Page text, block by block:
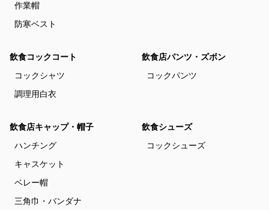
作業帽
防寒ベスト
飲食コックコート
コックシャツ
調理用白衣
飲食店パンツ・ズボン
コックパンツ
飲食店キャップ・帽子
ハンチング
キャスケット
ベレー帽
三角巾・バンダナ
飲食シューズ
コックシューズ